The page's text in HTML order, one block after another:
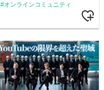
オンラインコミュニティ